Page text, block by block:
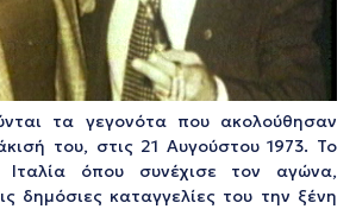
τα γεγονότα που ακολούθησαν
του, στις 21 Αυγούστου 1973. Το
Ιταλία όπου συνέχισε τον αγώνα,
δημόσιες καταγγελίες του την ξένη